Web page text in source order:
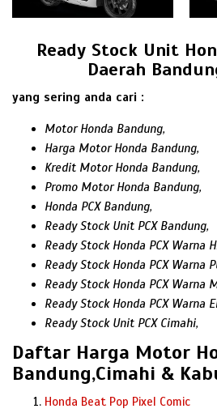
Ready Stock Unit
Daerah
yang sering anda cari :
Motor Honda Bandung,
Harga Motor Honda Bandung,
Kredit Motor Honda Bandung,
Promo Motor Honda Bandung,
Honda PCX Bandung,
Ready Stock Unit PCX Bandung,
Ready Stock Honda PCX Warna
Ready Stock Honda PCX Warna
Ready Stock Honda PCX Warna
Ready Stock Honda PCX Warna
Ready Stock Unit PCX Cimahi,
Daftar Harga Motor
Bandung,Cimahi &
Honda Beat Pop Pixel Comic